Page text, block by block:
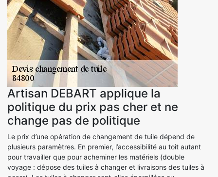
Artisan DEBART applique la
politique du prix pas cher et ne
change pas de politique
Le prix d’une opération de changement de tuile dépend de
plusieurs paramètres. En premier, l’accessibilité au toit autant
pour travailler que pour acheminer les matériels (double
voyage : dépose des tuiles à changer et livraisons des tuiles à